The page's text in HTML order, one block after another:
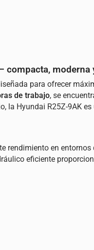
compacta, moderna
para ofrecer
de trabajo, se
la Hyundai R25Z-9AK
rendimiento en
eficiente